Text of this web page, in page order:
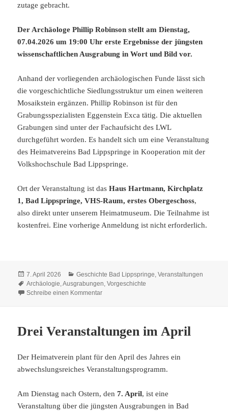
zutage gebracht.
Der Archäologe Phillip Robinson stellt am Dienstag,
07.04.2026 um 19:00 Uhr erste Ergebnisse der jüngsten
wissenschaftlichen Ausgrabung in Wort und Bild vor.
Anhand der vorliegenden archäologischen Funde lässt sich
die vorgeschichtliche Siedlungsstruktur um einen weiteren
Mosaikstein ergänzen. Phillip Robinson ist für den
Grabungsspezialisten Eggenstein Exca tätig. Die aktuellen
Grabungen sind unter der Fachaufsicht des LWL
durchgeführt worden. Es handelt sich um eine Veranstaltung
des Heimatvereins Bad Lippspringe in Kooperation mit der
Volkshochschule Bad Lippspringe.
Ort der Veranstaltung ist dasHaus Hartmann, Kirchplatz
1, Bad Lippspringe, VHS-Raum, erstes Obergeschoss,
also direkt unter unserem Heimatmuseum. Die Teilnahme ist
kostenfrei. Eine vorherige Anmeldung ist nicht erforderlich.
Veröffentlicht
am
7. April 2026 Kategorien
Geschichte Bad Lippspringe ,Veranstaltungen
Schlagwörter
Archäologie ,Ausgrabungen ,Vorgeschichte
Schreibe einen Kommentarzu Pfostenlöcher und Gruben –
Drei Veranstaltungen im April
Der Heimatverein plant für den April des Jahres ein
abwechslungsreiches Veranstaltungsprogramm.
Am Dienstag nach Ostern, den7. April, ist eine
Veranstaltung über die jüngsten Ausgrabungen in Bad